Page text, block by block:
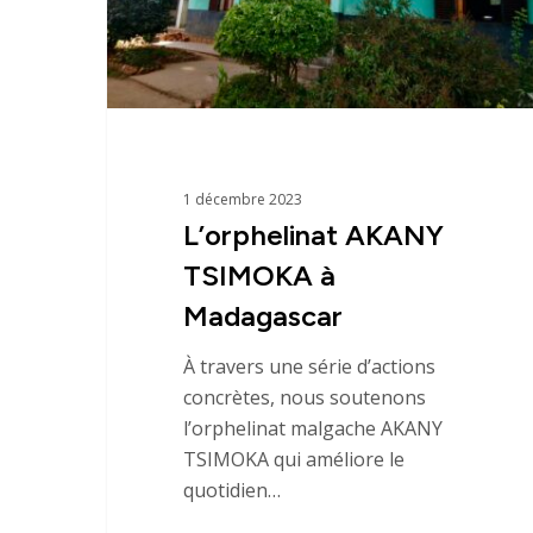
1 décembre 2023
L’orphelinat AKANY
TSIMOKA à
Madagascar
À travers une série d’actions
concrètes, nous soutenons
l’orphelinat malgache AKANY
TSIMOKA qui améliore le
quotidien…